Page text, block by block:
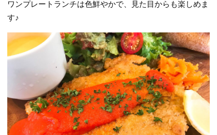
ワンプレートランチは色鮮やかで、見た目からも楽しめま
す♪